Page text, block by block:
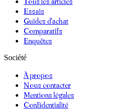
Essais
Guides d'achat
Comparatifs
Enquêtes
Société
À propos
Nous contacter
Mentions légales
Confidentialité